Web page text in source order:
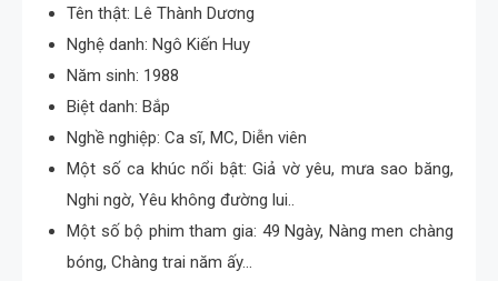
Tên thật: Lê Thành Dương
Nghệ danh: Ngô Kiến Huy
Năm sinh: 1988
Biệt danh: Bắp
Nghề nghiệp: Ca sĩ, MC, Diễn viên
Một số ca khúc nổi bật: Giả vờ yêu, mưa sao băng,
Nghi ngờ, Yêu không đường lui..
Một số bộ phim tham gia: 49 Ngày, Nàng men chàng
bóng, Chàng trai năm ấy…